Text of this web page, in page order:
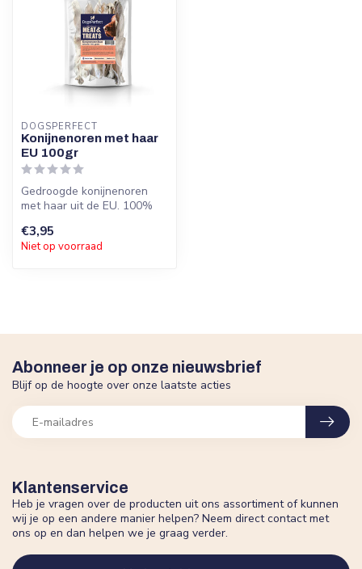
DOGSPERFECT
Konijnenoren met haar
EU 100gr
Gedroogde konijnenoren
met haar uit de EU. 100%
ide...
€3,95
Niet op voorraad
Klantenservice
Heb je vragen over de producten uit ons assortiment of kunnen
wij je op een andere manier helpen? Neem direct contact met
ons op en dan helpen we je graag verder.
Abonneer je op onze nieuwsbrief
Blijf op de hoogte over onze laatste acties